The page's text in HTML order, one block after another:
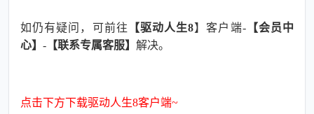
如仍有疑问，可前往 【驱动人生8】客户端-【会员中
心】 - 【联系专属客服】 解决。
点击下方下载驱动人生8客户端~